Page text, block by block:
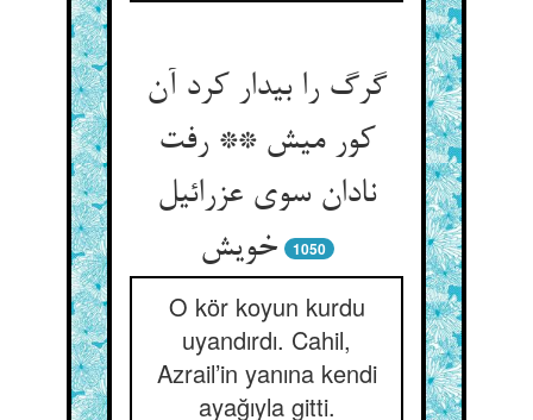
گرگ را بیدار کرد آن
کور میش ** رفت
نادان سوی عزرائیل
خویش
1050
O kör koyun kurdu
uyandırdı. Cahil,
Azrail’in yanına kendi
ayağıyla gitti.